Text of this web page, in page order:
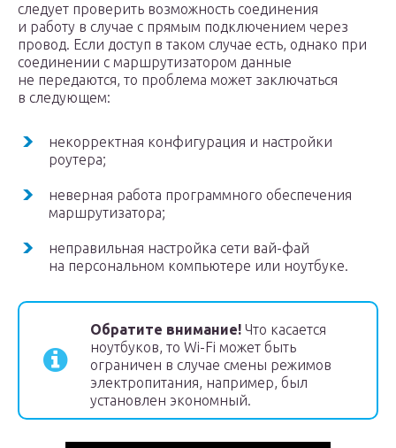
следует проверить возможность соединения
и работу в случае с прямым подключением через
провод. Если доступ в таком случае есть, однако при
соединении с маршрутизатором данные
не передаются, то проблема может заключаться
в следующем:
некорректная конфигурация и настройки
роутера;
неверная работа программного обеспечения
маршрутизатора;
неправильная настройка сети вай-фай
на персональном компьютере или ноутбуке.
Обратите внимание! Что касается
ноутбуков, то Wi-Fi может быть
ограничен в случае смены режимов
электропитания, например, был
установлен экономный.